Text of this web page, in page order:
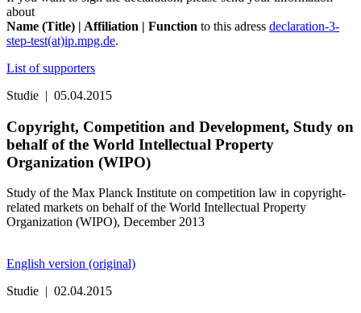
about
Name (Title) | Affiliation | Function to this adress declaration-3-
step-test(at)ip.mpg.de.
List of supporters
Studie | 05.04.2015
Copyright, Competition and Development, Study on
behalf of the World Intellectual Property
Organization (WIPO)
Study of the Max Planck Institute on competition law in copyright-
related markets on behalf of the World Intellectual Property
Organization (WIPO), December 2013
English version (original)
Studie | 02.04.2015